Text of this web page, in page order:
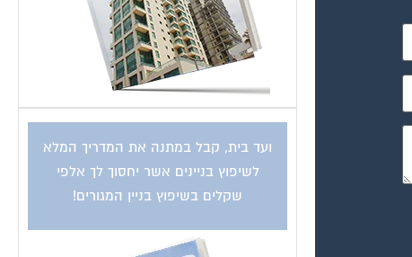
ועד בית, קבל במתנה את המדריך המלא
לשיפוץ בניינים אשר יחסוך לך אלפי
שקלים בשיפוץ בניין המגורים!